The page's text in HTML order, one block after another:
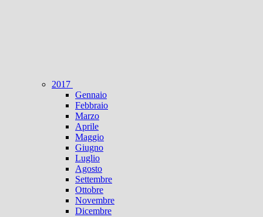
2017
Gennaio
Febbraio
Marzo
Aprile
Maggio
Giugno
Luglio
Agosto
Settembre
Ottobre
Novembre
Dicembre